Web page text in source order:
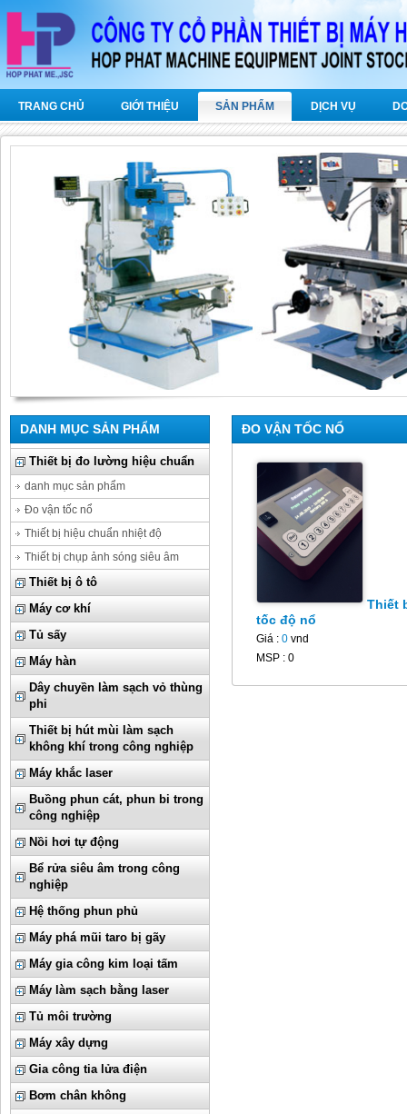
TRANG CHỦ GIỚI THIỆU SẢN PHẨM DỊCH VỤ
DANH MỤC SẢN PHẨM
Thiết bị đo lường hiệu chuẩn
danh mục sản phẩm
Đo vận tốc nổ
Thiết bị hiệu chuẩn nhiệt độ
Thiết bị chụp ảnh sóng siêu âm
Thiết bị ô tô
Máy cơ khí
Tủ sấy
Máy hàn
Dây chuyền làm sạch vỏ thùng
phi
Thiết bị hút mùi làm sạch
không khí trong công nghiệp
Máy khắc laser
Buồng phun cát, phun bi trong
công nghiệp
Nồi hơi tự động
Bể rửa siêu âm trong công
nghiệp
Hệ thống phun phủ
Máy phá mũi taro bị gãy
Máy gia công kim loại tấm
Máy làm sạch bằng laser
Tủ môi trường
Máy xây dựng
Gia công tia lửa điện
Bơm chân không
ĐO VẬN TỐC NỔ
Thiết
tốc độ nổ
Giá : 0 vnd
MSP : 0